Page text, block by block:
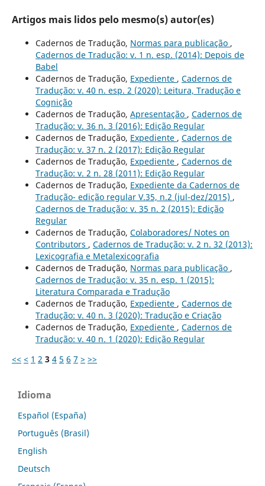
Artigos mais lidos pelo mesmo(s) autor(es)
Cadernos de Tradução, Normas para publicação ,
Cadernos de Tradução: v. 1 n. esp. (2014): Depois de
Babel
Cadernos de Tradução, Expediente , Cadernos de
Tradução: v. 40 n. esp. 2 (2020): Leitura, Tradução e
Cognição
Cadernos de Tradução, Apresentação , Cadernos de
Tradução: v. 36 n. 3 (2016): Edição Regular
Cadernos de Tradução, Expediente , Cadernos de
Tradução: v. 37 n. 2 (2017): Edição Regular
Cadernos de Tradução, Expediente , Cadernos de
Tradução: v. 2 n. 28 (2011): Edição Regular
Cadernos de Tradução, Expediente da Cadernos de
Tradução- edição regular V.35, n.2 (jul-dez/2015) ,
Cadernos de Tradução: v. 35 n. 2 (2015): Edição
Regular
Cadernos de Tradução, Colaboradores/ Notes on
Contributors , Cadernos de Tradução: v. 2 n. 32 (2013):
Lexicografia e Metalexicografia
Cadernos de Tradução, Normas para publicação ,
Cadernos de Tradução: v. 35 n. esp. 1 (2015):
Literatura Comparada e Tradução
Cadernos de Tradução, Expediente , Cadernos de
Tradução: v. 40 n. 3 (2020): Tradução e Criação
Cadernos de Tradução, Expediente , Cadernos de
Tradução: v. 40 n. 1 (2020): Edição Regular
<< < 1 2 3 4 5 6 7 > >>
Idioma
Español (España)
Português (Brasil)
English
Deutsch